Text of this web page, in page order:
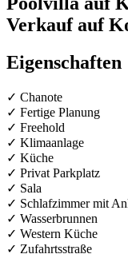
Verkauf auf
Eigenschaften
✓ Chanote
✓ Fertige Planung
✓ Freehold
✓ Klimaanlage
✓ Küche
✓ Privat Parkplatz
✓ Sala
✓ Schlafzimmer mit
✓ Wasserbrunnen
✓ Western Küche
✓ Zufahrtsstraße